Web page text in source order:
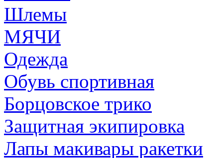
Шлемы
МЯЧИ
Одежда
Обувь спортивная
Борцовское трико
Защитная экипировка
Лапы макивары ракетки